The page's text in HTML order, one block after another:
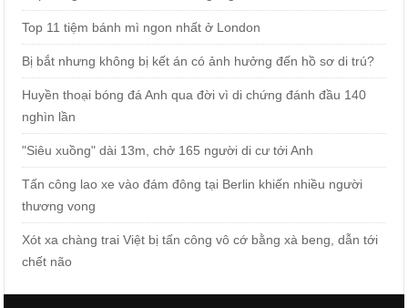
Top 11 tiệm bánh mì ngon nhất ở London
Bị bắt nhưng không bị kết án có ảnh hưởng đến hồ sơ di trú?
Huyền thoại bóng đá Anh qua đời vì di chứng đánh đầu 140
nghìn lần
"Siêu xuồng" dài 13m, chở 165 người di cư tới Anh
Tấn công lao xe vào đám đông tại Berlin khiến nhiều người
thương vong
Xót xa chàng trai Việt bị tấn công vô cớ bằng xà beng, dẫn tới
chết não